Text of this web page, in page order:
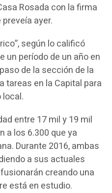
Rosada con la firma
ayer.
según lo calificó
un período de un año en
de la sección de la
tareas en la Capital para
local.
entre 17 mil y 19 mil
a los 6.300 que ya
Durante 2016, ambas
a sus actuales
creando una
está en estudio.